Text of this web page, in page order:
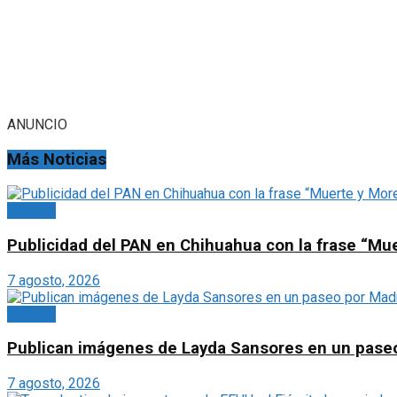
ANUNCIO
Más Noticias
Publicidad del PAN en Chihuahua con la frase
7 agosto, 2026
Publican imágenes de Layda Sansores en un
7 agosto, 2026